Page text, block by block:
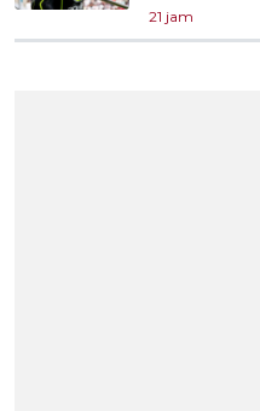
21 jam